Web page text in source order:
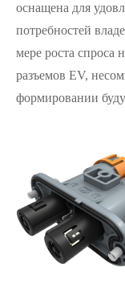
оснащена для
потребностей
мере роста спроса
разъемов EV,
формировании